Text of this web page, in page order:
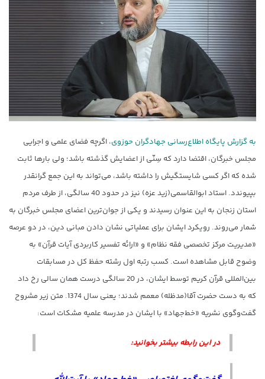
به گزارش پایگاه اطلاع‌رسانی جهادگران حوزوی، اگرچه فضای علمی و اجرایی
مجلس خبرگان، اقتضا دارد که سِنّی از اعضایش گذشته باشد؛ ولی بارها ثابت
شده که اگر کسی شایستگیش را داشته باشد، می‌تواند به این جمع گرانقدر
بپیوندد. استاد ابوالقاسمی(زید عزه) نیز در حدود 40 سالگی، از طرف مردم
استان زنجان به این عنوان رسیدند و یکی از جوان‌ترین اعضای مجلس خبرگان به
شمار می‌روند. رویکرد ایشان برای عملیاتی نشان دادن مبانی دین، در دو عرصه
«مدیریت مرکز تخصصی فقه نظام» و «ارائه تفسیر کاربردی آیات قرآن» به
وضوح قابل مشاهده است. کسب رتبه اول رشته حفظ کل در مسابقات
بین‌المللی قرآن کریم توسط ایشان، در 20 سالگی درست همان سالی رخ داد
که به دست حضرت آقا(مدظله) معمم شدند؛ یعنی سال 1374. متن زیر مشروح
گفت‌وگوی نشریه «خط‌جهاد» با ایشان در مدرسه علمیه مشکات است:
در این رابطه بیشتر بخوانید: